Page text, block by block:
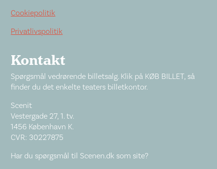
Cookiepolitik
Privatlivspolitik
Kontakt
Spørgsmål vedrørende billetsalg. Klik på KØB BILLET, så
finder du det enkelte teaters billetkontor.
Scenit
Vestergade 27, 1. tv.
1456 København K.
CVR: 30227875
Har du spørgsmål til Scenen.dk som site?